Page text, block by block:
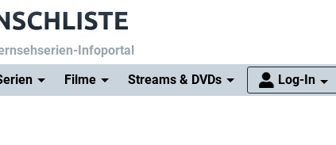
Infoportal
Filme Streams & DVDs Log-In